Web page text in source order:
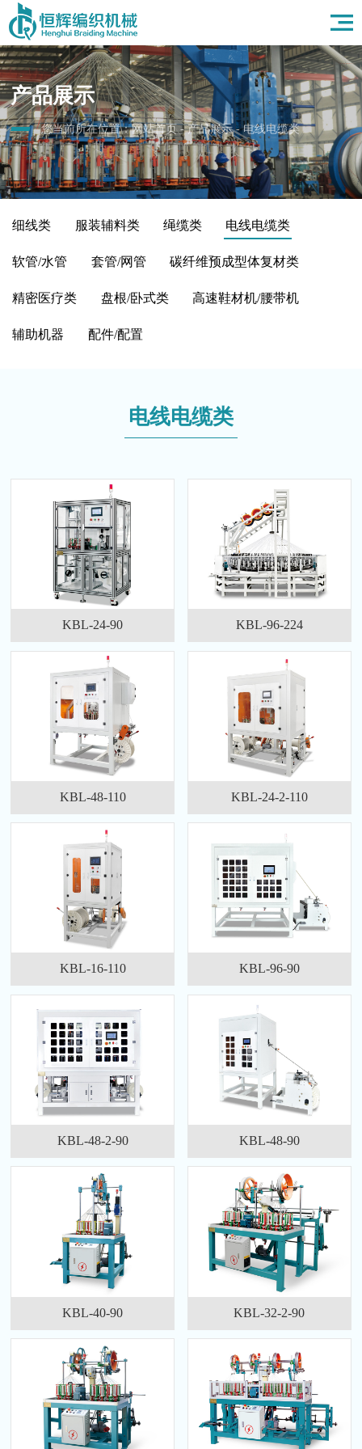
首页
关于我们
产品展示
应用领域
新闻资讯
人力资源
联系我们
产品展示
您当前所在位置：网站首页-产品展示-电线电缆类
细线类 服装辅料类 绳缆类 电线电缆类
软管/水管 套管/网管 碳纤维预成型体复材类
精密医疗类 盘根/卧式类 高速鞋材机/腰带机
辅助机器 配件/配置
电线电缆类
KBL-24-90 KBL-96-224
KBL-48-110 KBL-24-2-110
KBL-16-110 KBL-96-90
KBL-48-2-90 KBL-48-90
KBL-40-90 KBL-32-2-90